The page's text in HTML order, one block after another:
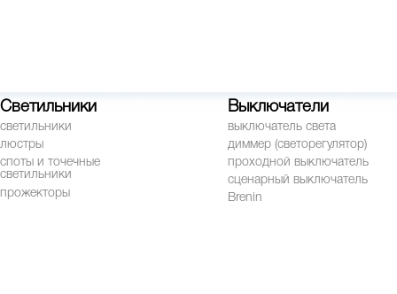
Светильники
светильники
люстры
споты и точечные
светильники
прожекторы
Выключатели
выключатель света
диммер (светорегулятор)
проходной выключатель
сценарный выключатель
Brenin